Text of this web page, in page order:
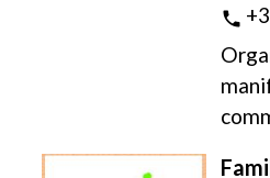
phone